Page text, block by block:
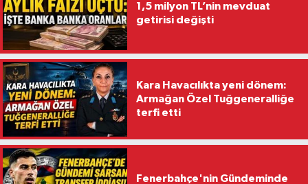
1,5 milyon TL’nin mevduat
getirisi değişti
Kara Havacılıkta yeni dönem:
Armağan Özel Tuğgeneralliğe
terfi etti
Fenerbahçe'nin Gündeminde